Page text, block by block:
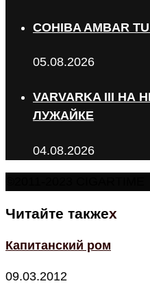
COHIBA AMBAR
05.08.2026
VARVARKA III НА
ЛУЖАЙКЕ
04.08.2026
Читайте такжеx
Капитанский ром
09.03.2012